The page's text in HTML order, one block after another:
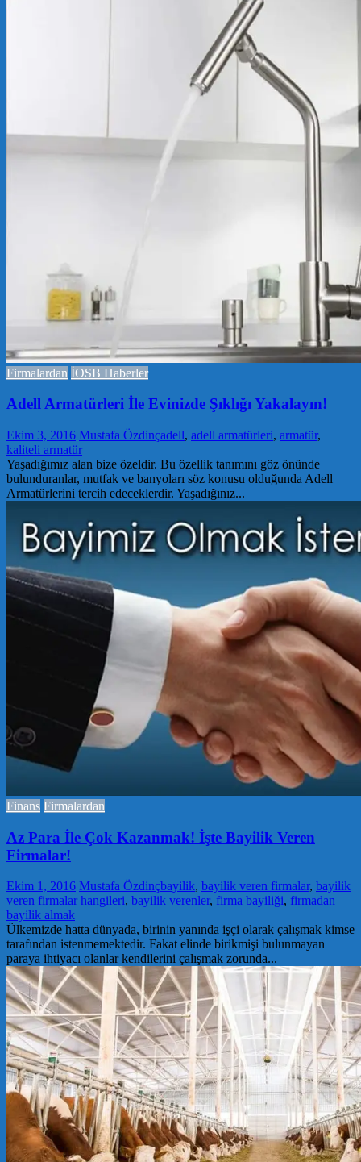
Firmalardan İOSB Haberler
Adell Armatürleri İle Evinizde Şıklığı Yakalayın!
Ekim 3, 2016 Mustafa Özdinçadell, adell armatürleri, armatür,
kaliteli armatür
Yaşadığımız alan bize özeldir. Bu özellik tanımını göz önünde
bulunduranlar, mutfak ve banyoları söz konusu olduğunda Adell
Armatürlerini tercih edeceklerdir. Yaşadığınız...
Finans Firmalardan
Az Para İle Çok Kazanmak! İşte Bayilik Veren
Firmalar!
Ekim 1, 2016 Mustafa Özdinçbayilik, bayilik veren firmalar, bayilik
veren firmalar hangileri, bayilik verenler, firma bayiliği, firmadan
bayilik almak
Ülkemizde hatta dünyada, birinin yanında işçi olarak çalışmak kimse
tarafından istenmemektedir. Fakat elinde birikmişi bulunmayan
paraya ihtiyacı olanlar kendilerini çalışmak zorunda...